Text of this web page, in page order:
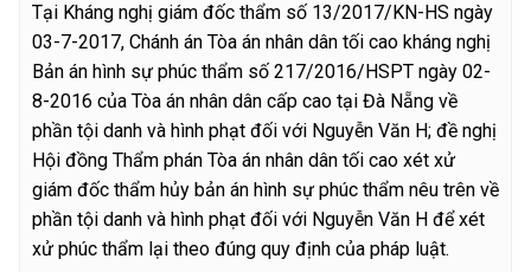
Tại Kháng nghị giám đốc thẩm số 13/2017/KN-HS ngày
03-7-2017, Chánh án Tòa án nhân dân tối cao kháng nghị
Bản án hình sự phúc thẩm số 217/2016/HSPT ngày 02-
8-2016 của Tòa án nhân dân cấp cao tại Đà Nẵng về
phần tội danh và hình phạt đối với Nguyễn Văn H; đề nghị
Hội đồng Thẩm phán Tòa án nhân dân tối cao xét xử
giám đốc thẩm hủy bản án hình sự phúc thẩm nêu trên về
phần tội danh và hình phạt đối với Nguyễn Văn H để xét
xử phúc thẩm lại theo đúng quy định của pháp luật.